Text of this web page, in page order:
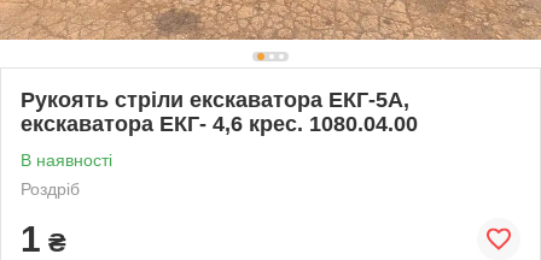
Рукоять стріли екскаватора ЕКГ-5А,
екскаватора ЕКГ- 4,6 крес. 1080.04.00
В наявності
Роздріб
1 ₴